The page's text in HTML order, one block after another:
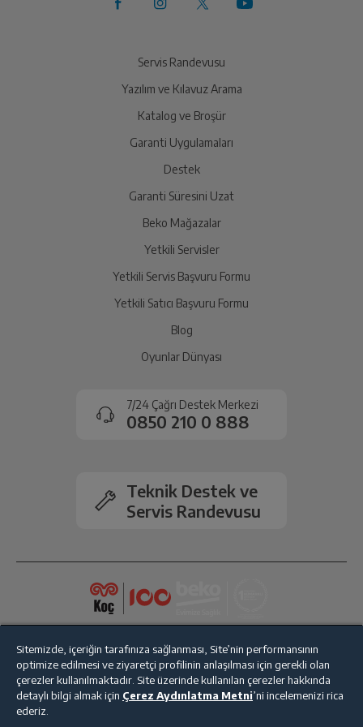
Oluşturun
Ürünü eksiksiz ve hasarsız olarak faturası ile birlikte
İade Talebiniz Onaylansın
Yetkili servis gerekli kontrolleri sağladıktan sonra İade
süreciniz tamamlanacaktır.
Ücretiniz İade Edilsin
gerçekleşecektir.
İlk yorumu sen yap!
Servis Randevusu
Yazılım ve Kılavuz Arama
Katalog ve Broşür
Garanti Uygulamaları
Destek
Garanti Süresini Uzat
Beko Mağazalar
Yetkili Servisler
Yetkili Servis Başvuru Formu
Yetkili Satıcı Başvuru Formu
Blog
Oyunlar Dünyası
7/24 Çağrı Destek Merkezi
0850 210 0 888
Teknik Destek ve
Servis Randevusu
Sitemizde, içeriğin tarafınıza sağlanması, Site’nin performansının
optimize edilmesi ve ziyaretçi profilinin anlaşılması için gerekli olan
çerezler kullanılmaktadır. Site üzerinde kullanılan çerezler hakkında
detaylı bilgi almak için Çerez Aydınlatma Metni’ni incelemenizi rica
ederiz.